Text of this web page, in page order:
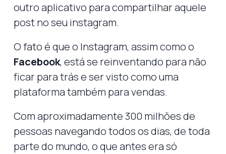
outro aplicativo para compartilhar aquele
post no seu instagram.
O fato é que o Instagram, assim como o
Facebook, está se reinventando para não
ficar para trás e ser visto como uma
plataforma também para vendas.
Com aproximadamente 300 milhões de
pessoas navegando todos os dias, de toda
parte do mundo, o que antes era só